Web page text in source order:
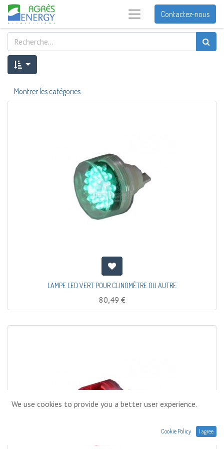
Contactez-nous
Montrer les catégories
LAMPE LED VERT POUR CLINOMÈTRE OU AUTRE
80,49 €
We use cookies to provide you a better user experience.
Cookie Policy I agree